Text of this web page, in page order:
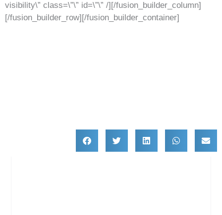
visibility\” class=\”\” id=\”\” /][/fusion_builder_column]
[/fusion_builder_row][/fusion_builder_container]